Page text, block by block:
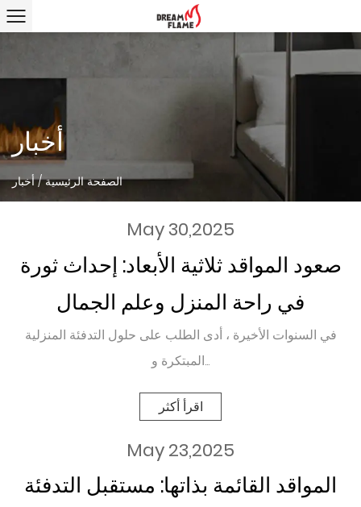
أخبار
الصفحة الرئيسية/أخبار
May 30,2025
صعود المواقد ثلاثية الأبعاد: إحداث ثورة
في راحة المنزل وعلم الجمال
في السنوات الأخيرة ، أدى الطلب على حلول التدفئة المنزلية
المبتكرة و...
اقرأ أكثر
May 23,2025
المواقد القائمة بذاتها: مستقبل التدفئة